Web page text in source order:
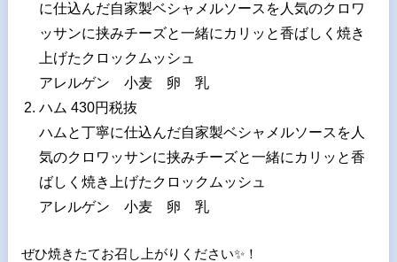
に仕込んだ自家製ベシャメルソースを人気のクロワ
ッサンに挟みチーズと一緒にカリッと香ばしく焼き
上げたクロックムッシュ
アレルゲン 小麦 卵 乳
ハム 430円税抜
ハムと丁寧に仕込んだ自家製ベシャメルソースを人
気のクロワッサンに挟みチーズと一緒にカリッと香
ばしく焼き上げたクロックムッシュ
アレルゲン 小麦 卵 乳
ぜひ焼きたてお召し上がりください✨！